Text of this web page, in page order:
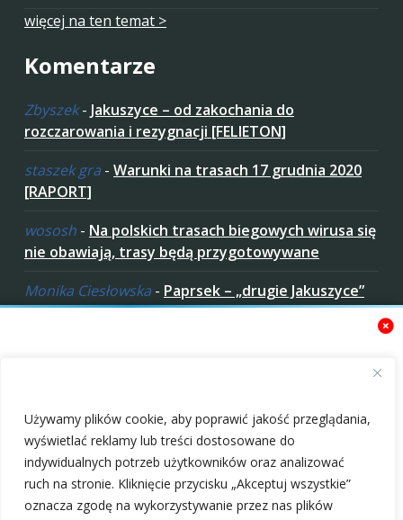
Używamy plików cookie, aby poprawić jakość przeglądania,
wyświetlać reklamy lub treści dostosowane do
indywidualnych potrzeb użytkowników oraz analizować
ruch na stronie. Kliknięcie przycisku „Akceptuj wszystkie”
oznacza zgodę na wykorzystywanie przez nas plików
Mistrzostwa Polski Zaplanowana data
więcej na ten temat >
Komentarze
Zbyszek- Jakuszyce – od zakochania do
rozczarowania i rezygnacji [FELIETON]
staszek gra - Warunki na trasach 17 grudnia 2020
[RAPORT]
wososh - Na polskich trasach biegowych wirusa się
nie obawiają, trasy będą przygotowywane
Monika Ciesłowska - Paprsek – „drugie Jakuszyce”
w „czeskich Bieszczadach”